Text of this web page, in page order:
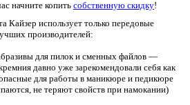
начните копить собственную скидку!
Кайзер использует только передовые
производителей:
для пилок и сменных файлов —
давно уже зарекомендовали себя как
для работы в маникюре и педикюре
не теряют свойств при намокании)